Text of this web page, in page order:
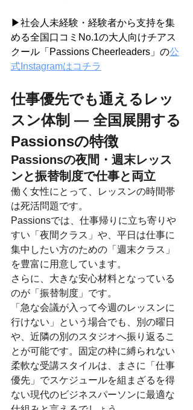
▶社会人未経験・経験者から支持を集
める全国口コミNo.1の大人向けチアス
クール「Passions Cheerleaders」の公
式Instagramはコチラ
仕事優先でも通えるレッ
スン体制 — 全国展開する
Passionsの特徴
Passionsの夜間・週末レッス
ンと振替制度で仕事と両立
働く女性にとって、レッスンの時間帯
は死活問題です。
Passionsでは、仕事帰りに立ち寄りや
すい「夜間クラス」や、平日は仕事に
集中したい方のための「週末クラス」
を豊富に用意しています。
さらに、大きな安心材料となっている
のが「振替制度」です。
「急な会議が入って今週のレッスンに
行けない」という場合でも、別の曜日
や、近隣の別のスタジオへ振り返るこ
とが可能です。固定の枠に縛られない
柔軟な受講スタイルは、まさに「仕事
優先」でスケジュールを組まざるを得
ない現代のビジネスパーソンに最適な